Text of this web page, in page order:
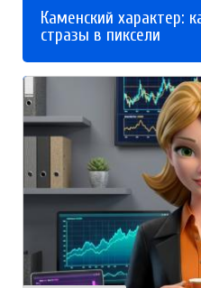
Каменский характер:
стразы в пиксели